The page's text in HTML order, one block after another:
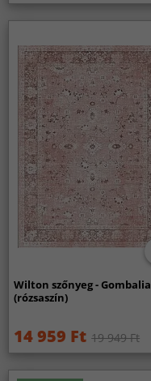
Wilton szőnyeg - Gombalia
(rózsaszín)
14 959 Ft 19 949 Ft